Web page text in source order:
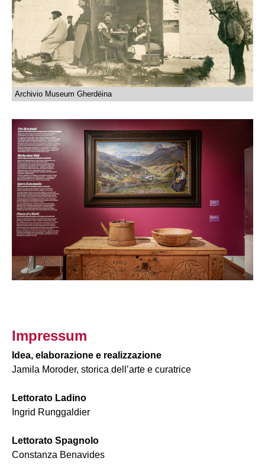
Archivio Museum Gherdëina
Impressum
Idea, elaborazione e realizzazione
Jamila Moroder, storica dell’arte e curatrice
Lettorato Ladino
Ingrid Runggaldier
Lettorato Spagnolo
Constanza Benavides